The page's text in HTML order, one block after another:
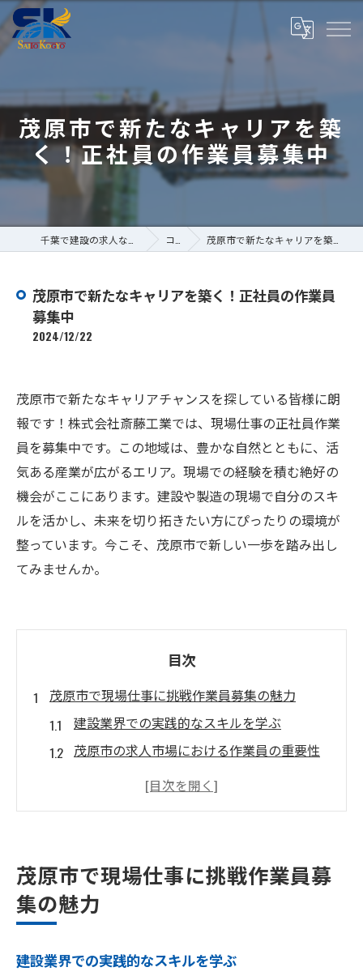
茂原市で新たなキャリアを築
く！正社員の作業員募集中
コラム 茂原市で新たなキャリアを築く！正社員の作業員募集中
茂原市で新たなキャリアを築く！正社員の作業員
募集中
2024/12/22
茂原市で新たなキャリアチャンスを探している皆様に朗
報です！株式会社斎藤工業では、現場仕事の正社員作業
員を募集中です。この地域は、豊かな自然とともに、活
気ある産業が広がるエリア。現場での経験を積む絶好の
機会がここにあります。建設や製造の現場で自分のスキ
ルを活かし、未来を切り拓きたい方にぴったりの環境が
整っています。今こそ、茂原市で新しい一歩を踏み出し
てみませんか。
目次
茂原市で現場仕事に挑戦作業員募集の魅力
建設業界での実践的なスキルを学ぶ
茂原市の求人市場における作業員の重要性
地域密着型の職場環境で安心して働く
自然と産業が共存する茂原市で新たなキャリア
を
茂原市の産業発展に貢献する仕事の魅力
茂原市で現場仕事に挑戦作業員募
集の魅力
建設業界での実践的なスキルを学ぶ